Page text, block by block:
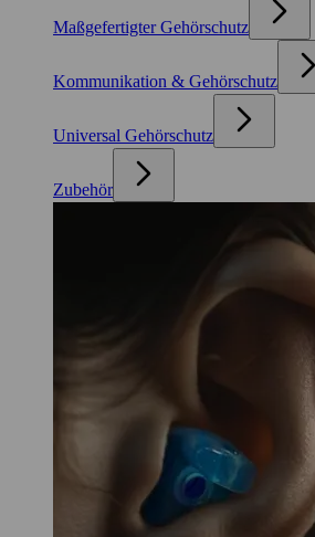
Maßgefertigter Gehörschutz
Kommunikation & Gehörschutz
Universal Gehörschutz
Zubehör